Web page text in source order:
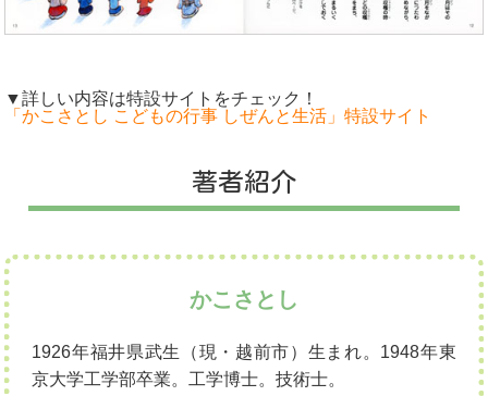
▼詳しい内容は特設サイトをチェック！
「かこさとし こどもの行事 しぜんと生活」特設サイト
著者紹介
かこさとし
1926年福井県武生（現・越前市）生まれ。1948年東
京大学工学部卒業。工学博士。技術士。